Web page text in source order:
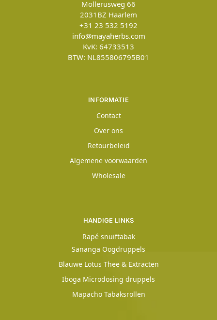
Mollerusweg 66
2031BZ Haarlem
+31 23 532 5192
info@mayaherbs.com
KvK: 64733513
BTW: NL855806795B01
INFORMATIE
Contact
Over ons
Retourbeleid
Algemene voorwaarden
Wholesale
HANDIGE LINKS
Rapé snuiftabak
Sananga Oogdruppels
Blauwe Lotus Thee & Extracten
Iboga Microdosing druppels
Mapacho Tabaksrollen